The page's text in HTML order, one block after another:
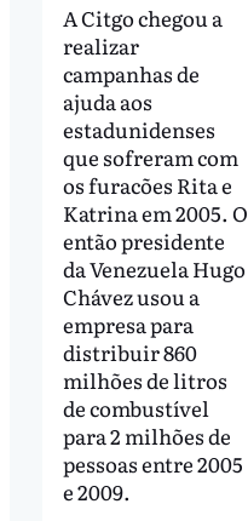
A Citgo chegou a
realizar
campanhas de
ajuda aos
estadunidenses
que sofreram com
os furacões Rita e
Katrina em 2005. O
então presidente
da Venezuela Hugo
Chávez usou a
empresa para
distribuir 860
milhões de litros
de combustível
para 2 milhões de
pessoas entre 2005
e 2009.